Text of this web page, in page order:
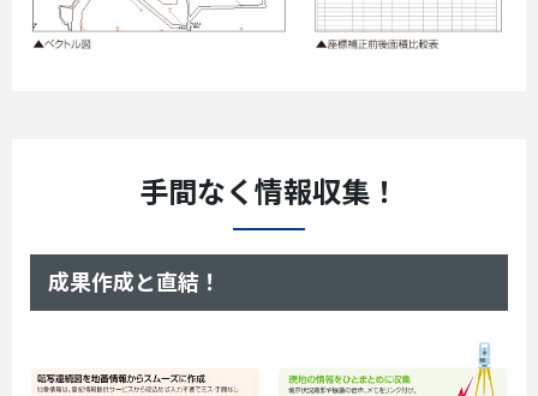
手間なく情報収集！
成果作成と直結！